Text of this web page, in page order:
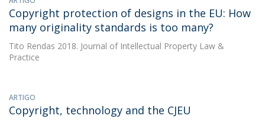
Copyright protection of designs in the EU: How
many originality standards is too many?
Tito Rendas 2018. Journal of Intellectual Property Law &
Practice
ARTIGO
Copyright, technology and the CJEU